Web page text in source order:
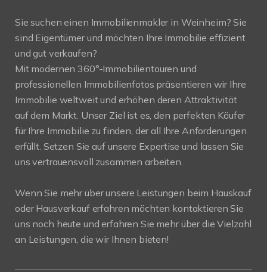
Sie suchen einen Immobilienmakler in Weinheim? Sie
sind Eigentümer und möchten Ihre Immobilie effizient
und gut verkaufen?
Mit modernen 360°-Immobilientouren und
professionellen Immobilienfotos präsentieren wir Ihre
Immobilie weltweit und erhöhen deren Attraktivität
auf dem Markt. Unser Ziel ist es, den perfekten Käufer
für Ihre Immobilie zu finden, der all Ihre Anforderungen
erfüllt. Setzen Sie auf unsere Expertise und lassen Sie
uns vertrauensvoll zusammen arbeiten.
Wenn Sie mehr über unsere Leistungen beim Hauskauf
oder Hausverkauf erfahren möchten kontaktieren Sie
uns noch heute und erfahren Sie mehr über die Vielzahl
an Leistungen, die wir Ihnen bieten!